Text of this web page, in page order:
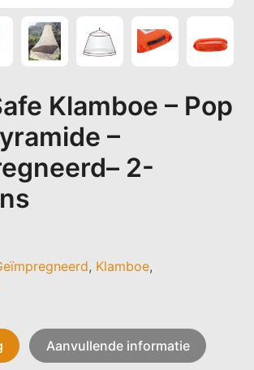
Klamboe – Pop
–
2-
, Klamboe,
Aanvullende informatie